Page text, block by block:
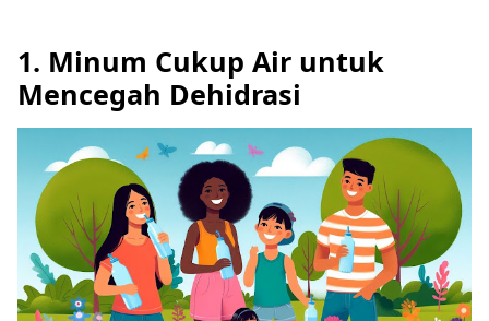
1. Minum Cukup Air untuk
Mencegah Dehidrasi